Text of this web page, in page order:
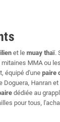
et le muay thaï.
MMA ou les
équipé d'unepaire
Hanran et
dédiée au
pour tous,